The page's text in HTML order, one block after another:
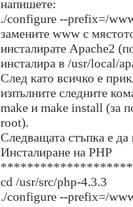
напишете:
./configure --prefix=/
замените www с
инсталирате Apache2
инсталира в /usr/local/
След като всичко е
изпълните следните
make и make install (за
root).
Следващата стъпка е да
Инсталиране на PHP
cd /usr/src/php-4.3.3
./configure --prefix=/